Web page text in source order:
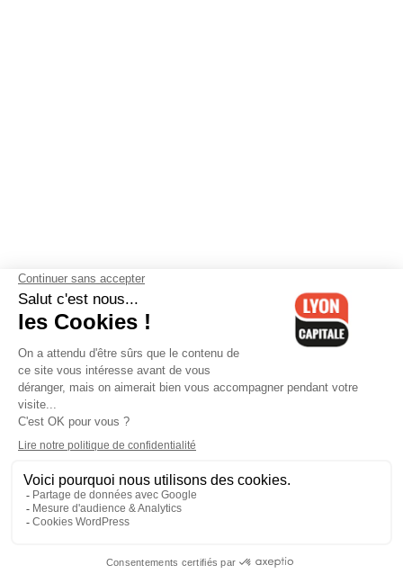
Contactez-nous-Mentions légales-CGV-Politique de
confidentialité-Gestion des cookies